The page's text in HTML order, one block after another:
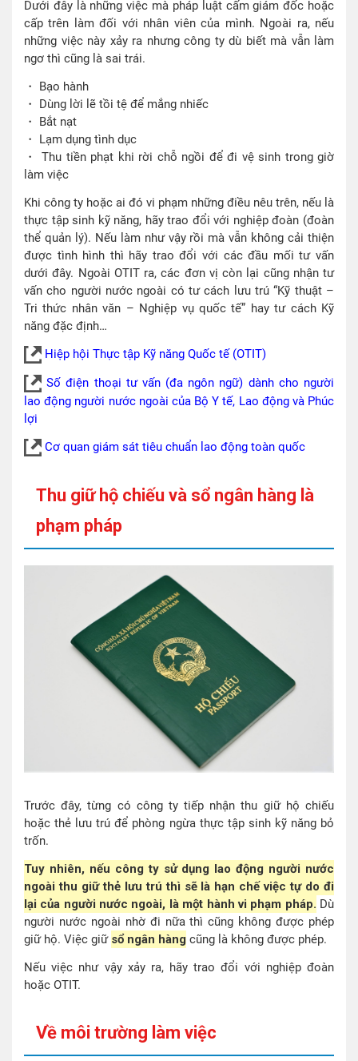
Dưới đây là những việc mà pháp luật cấm giám đốc hoặc
cấp trên làm đối với nhân viên của mình. Ngoài ra, nếu
những việc này xảy ra nhưng công ty dù biết mà vẫn làm
ngơ thì cũng là sai trái.
・ Bạo hành
・ Dùng lời lẽ tồi tệ để mắng nhiếc
・ Bắt nạt
・ Lạm dụng tình dục
・ Thu tiền phạt khi rời chỗ ngồi để đi vệ sinh trong giờ
làm việc
Khi công ty hoặc ai đó vi phạm những điều nêu trên, nếu là
thực tập sinh kỹ năng, hãy trao đổi với nghiệp đoàn (đoàn
thể quản lý). Nếu làm như vậy rồi mà vẫn không cải thiện
được tình hình thì hãy trao đổi với các đầu mối tư vấn
dưới đây. Ngoài OTIT ra, các đơn vị còn lại cũng nhận tư
vấn cho người nước ngoài có tư cách lưu trú “Kỹ thuật –
Tri thức nhân văn – Nghiệp vụ quốc tế” hay tư cách Kỹ
năng đặc định…
Hiệp hội Thực tập Kỹ năng Quốc tế (OTIT)
Số điện thoại tư vấn (đa ngôn ngữ) dành cho người
lao động người nước ngoài của Bộ Y tế, Lao động và Phúc
lợi
Cơ quan giám sát tiêu chuẩn lao động toàn quốc
Thu giữ hộ chiếu và sổ ngân hàng là
phạm pháp
Trước đây, từng có công ty tiếp nhận thu giữ hộ chiếu
hoặc thẻ lưu trú để phòng ngừa thực tập sinh kỹ năng bỏ
trốn.
Tuy nhiên, nếu công ty sử dụng lao động người nước
ngoài thu giữ thẻ lưu trú thì sẽ là hạn chế việc tự do đi
lại của người nước ngoài, là một hành vi phạm pháp. Dù
người nước ngoài nhờ đi nữa thì cũng không được phép
giữ hộ. Việc giữ sổ ngân hàng cũng là không được phép.
Nếu việc như vậy xảy ra, hãy trao đổi với nghiệp đoàn
hoặc OTIT.
Về môi trường làm việc